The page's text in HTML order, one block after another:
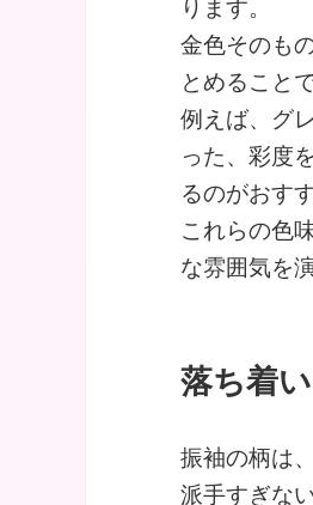
ります。
金色そのも
とめること
例えば、グ
った、彩度
るのがおす
これらの色
な雰囲気を
落ち着
振袖の柄は
派手すぎな